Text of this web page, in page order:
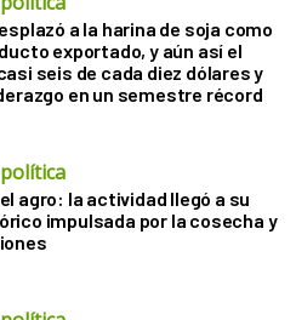
a la harina de soja como
exportado, y aún así el
seis de cada diez dólares y
en un semestre récord
agro: la actividad llegó a su
impulsada por la cosecha y